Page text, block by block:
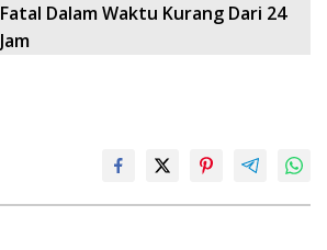
Fatal Dalam Waktu Kurang Dari 24
Jam